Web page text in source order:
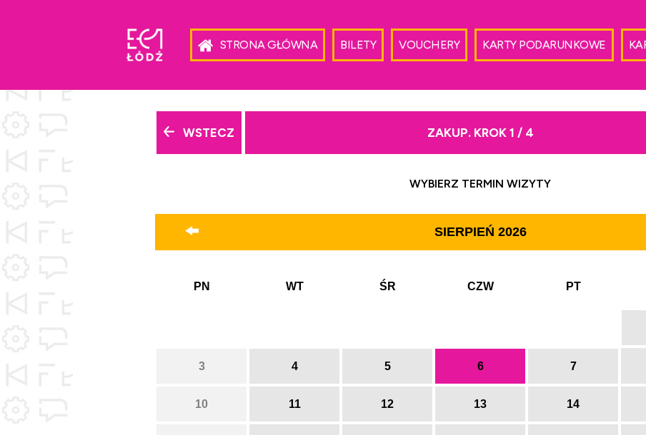
STRONA GŁÓWNA BILETY VOUCHERY KARTY PODARUNKOWE
WSTECZ ZAKUP. KROK 1 / 4
WYBIERZ TERMIN WIZYTY
SIERPIEŃ 2026
PN WT ŚR CZW PT
3 4 5 6 7
10 11 12 13 14